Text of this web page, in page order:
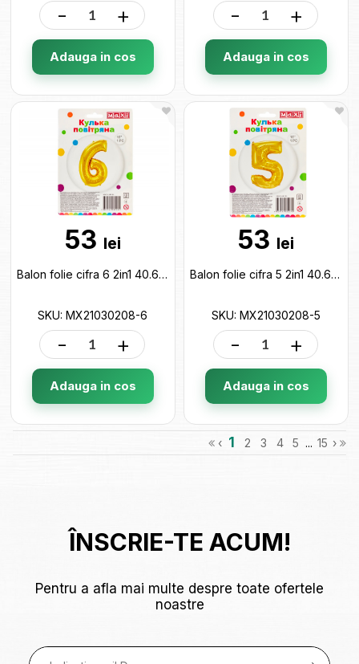
- +
Adauga in cos
- +
Adauga in cos
53 lei
Balon folie cifra 6 2in1 40.64cm (auriu) MX21030208-6
SKU: MX21030208-6
- +
Adauga in cos
53 lei
Balon folie cifra 5 2in1 40.64cm (auriu) MX21030208-5
SKU: MX21030208-5
- +
Adauga in cos
‹ 1 2 3 4 5 ... 15 ›
ÎNSCRIE-TE ACUM!
Pentru a afla mai multe despre toate ofertele
noastre